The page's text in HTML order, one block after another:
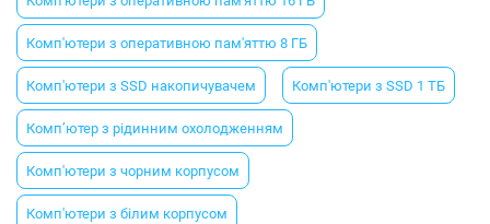
Комп'ютери з оперативною пам'яттю 8 ГБ
Комп'ютери з SSD накопичувачем Комп'ютери з SSD 1 ТБ
Комп’ютер з рідинним охолодженням
Комп'ютери з чорним корпусом
Комп'ютери з білим корпусом